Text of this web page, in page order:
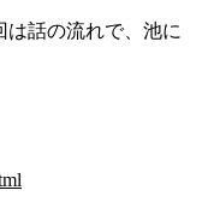
話の流れで、池に